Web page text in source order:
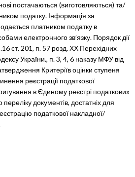
постачаються (виготовляються) та/
податку. Інформація за
платником податку в
електронного зв’язку. Порядок дії
ст. 201, п. 57 розд. ХХ Перехідних
України., п. 3, 4, 6 наказу МФУ від
Критеріїв оцінки ступеня
реєстрації податкової
в Єдиному реєстрі податкових
документів, достатніх для
податкової накладної/